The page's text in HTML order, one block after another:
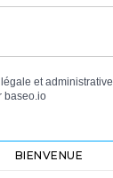
et administrative
baseo.io
BIENVENUE